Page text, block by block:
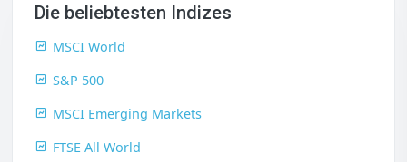
Die beliebtesten Indizes
MSCI World
S&P 500
MSCI Emerging Markets
FTSE All World